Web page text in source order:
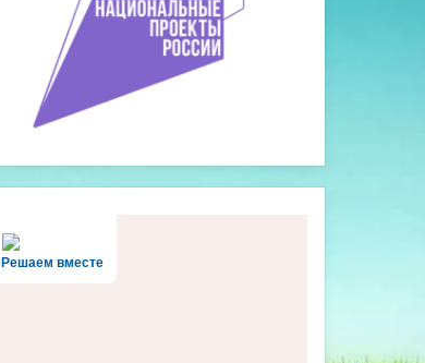
Решаем вместе